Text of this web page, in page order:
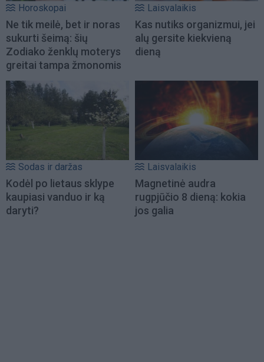
Horoskopai
Ne tik meilė, bet ir noras
sukurti šeimą: šių
Zodiako ženklų moterys
greitai tampa žmonomis
Laisvalaikis
Kas nutiks organizmui, jei
alų gersite kiekvieną
dieną
Sodas ir daržas
Kodėl po lietaus sklype
kaupiasi vanduo ir ką
daryti?
Laisvalaikis
Magnetinė audra
rugpjūčio 8 dieną: kokia
jos galia